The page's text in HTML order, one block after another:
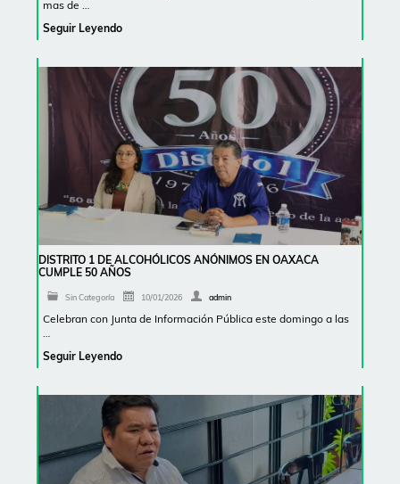
mas de …
Seguir Leyendo
DISTRITO 1 DE ALCOHÓLICOS ANÓNIMOS EN OAXACA
CUMPLE 50 AÑOS
Sin Categoría 10/01/2026 admin
Celebran con Junta de Información Pública este domingo a las
Seguir Leyendo